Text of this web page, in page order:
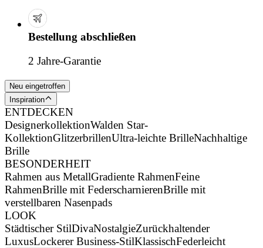
Bestellung abschließen
2 Jahre-Garantie
Neu eingetroffen
Inspiration
ENTDECKEN
DesignerkollektionWalden Star-
KollektionGlitzerbrillenUltra-leichte BrilleNachhaltige
Brille
BESONDERHEIT
Rahmen aus MetallGradiente RahmenFeine
RahmenBrille mit FederscharnierenBrille mit
verstellbaren Nasenpads
LOOK
Städtischer StilDivaNostalgieZurückhaltender
LuxusLockerer Business-StilKlassischFederleicht